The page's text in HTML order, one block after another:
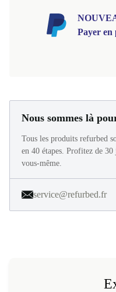
Payer en
Nous sommes là
Tous les produits refurbed
en 40 étapes. Profitez de
vous-même.
service@refurbed.fr